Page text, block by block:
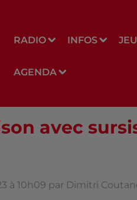
RADIO INFOS
AGENDA
avec
à 10h09 par Dimitri